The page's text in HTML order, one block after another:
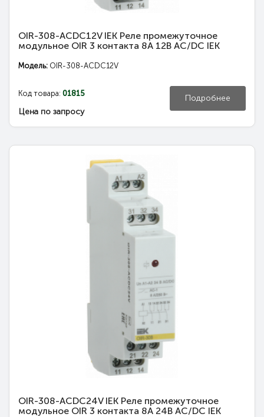
OIR-308-ACDC12V IEK Реле промежуточное
модульное OIR 3 контакта 8А 12В AC/DC IEK
Модель: OIR-308-ACDC12V
Код товара: 01815
Цена по запросу
Подробнее
OIR-308-ACDC24V IEK Реле промежуточное
модульное OIR 3 контакта 8А 24В AC/DC IEK